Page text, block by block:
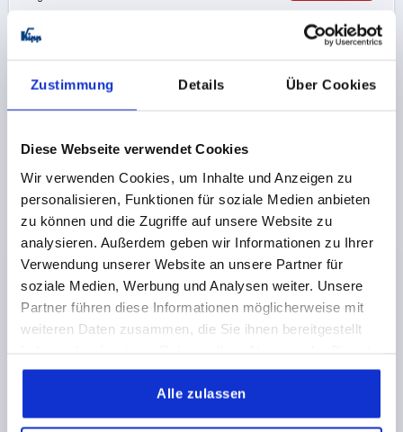
Zustimmung Details Über Cookies
Diese Webseite verwendet Cookies
Wir verwenden Cookies, um Inhalte und Anzeigen zu
personalisieren, Funktionen für soziale Medien anbieten
zu können und die Zugriffe auf unsere Website zu
analysieren. Außerdem geben wir Informationen zu Ihrer
Verwendung unserer Website an unsere Partner für
soziale Medien, Werbung und Analysen weiter. Unsere
Partner führen diese Informationen möglicherweise mit
weiteren Daten zusammen, die Sie ihnen bereitgestellt
gesammelt haben.
Alle zulassen
ROHRGRIFF A=350, L=375, D=M08x25, H=80,
EDELSTAHL GESCHLIFFEN, KOMP:FEINGUSS GESTR.
MATTGL. ELEK.POL.
BOHRUNGSABSTAND=350
BEFESTIGUNGSBOHRUNG=M8X25
LÄNGE=375
TRAGKRAFT N =1000
B=48 H=80